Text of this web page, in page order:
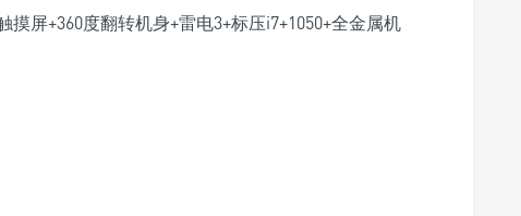
屏+360度翻转机身+雷电3+标压i7+1050+全金属机